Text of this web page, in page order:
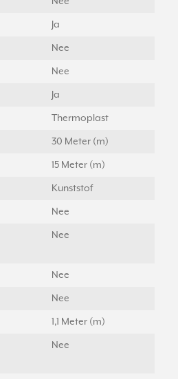
Ja
Nee
Nee
Ja
Thermoplast
30 Meter (m)
15 Meter (m)
Kunststof
Nee
Nee
Nee
Nee
1,1 Meter (m)
Nee